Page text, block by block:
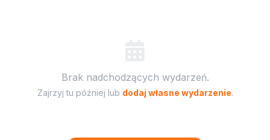
Brak nadchodzących wydarzeń.
Zajrzyj tu później lub dodaj własne wydarzenie.